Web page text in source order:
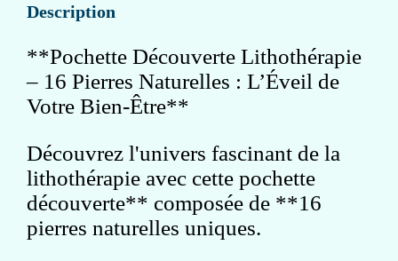
Description
**Pochette Découverte Lithothérapie
– 16 Pierres Naturelles : L’Éveil de
Votre Bien-Être**
Découvrez l'univers fascinant de la
lithothérapie avec cette pochette
découverte** composée de **16
pierres naturelles uniques.